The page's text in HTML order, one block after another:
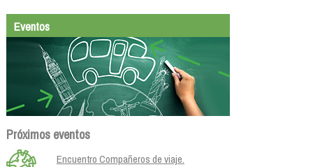
Eventos
Próximos eventos
Encuentro Compañeros de viaje.